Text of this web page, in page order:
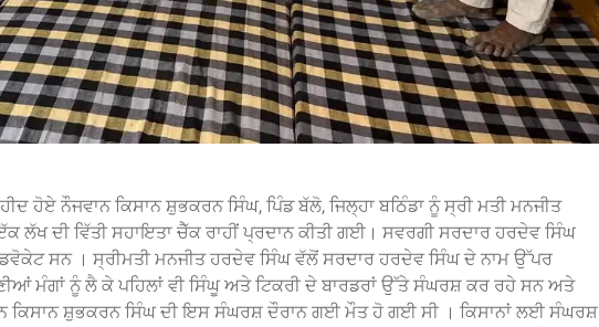
ਹੋਏ ਨੌਜਵਾਨ ਕਿਸਾਨ ਸ਼ੁਭਕਰਨ ਸਿੰਘ, ਪਿੰਡ ਬੱਲੋ, ਜਿਲ੍ਹਾ ਬਠਿੰਡਾ ਨੂੰ ਸ੍ਰੀ ਮਤੀ ਮਨਜੀਤ
ਲੱਖ ਦੀ ਵਿੱਤੀ ਸਹਾਇਤਾ ਚੈੱਕ ਰਾਹੀਂ ਪ੍ਰਦਾਨ ਕੀਤੀ ਗਈ। ਸਵਰਗੀ ਸਰਦਾਰ ਹਰਦੇਵ ਸਿੰਘ
ਸਨ । ਸ੍ਰੀਮਤੀ ਮਨਜੀਤ ਹਰਦੇਵ ਸਿੰਘ ਵੱਲੋਂ ਸਰਦਾਰ ਹਰਦੇਵ ਸਿੰਘ ਦੇ ਨਾਮ ਉੱਪਰ
ਮੰਗਾਂ ਨੂੰ ਲੈ ਕੇ ਪਹਿਲਾਂ ਵੀ ਸਿੰਘੂ ਅਤੇ ਟਿਕਰੀ ਦੇ ਬਾਰਡਰਾਂ ਉੱਤੇ ਸੰਘਰਸ਼ ਕਰ ਰਹੇ ਸਨ ਅਤੇ
ਕਿਸਾਨ ਸ਼ੁਭਕਰਨ ਸਿੰਘ ਦੀ ਇਸ ਸੰਘਰਸ਼ ਦੌਰਾਨ ਗਈ ਮੌਤ ਹੋ ਗਈ ਸੀ । ਕਿਸਾਨਾਂ ਲਈ ਸੰਘਰਸ਼